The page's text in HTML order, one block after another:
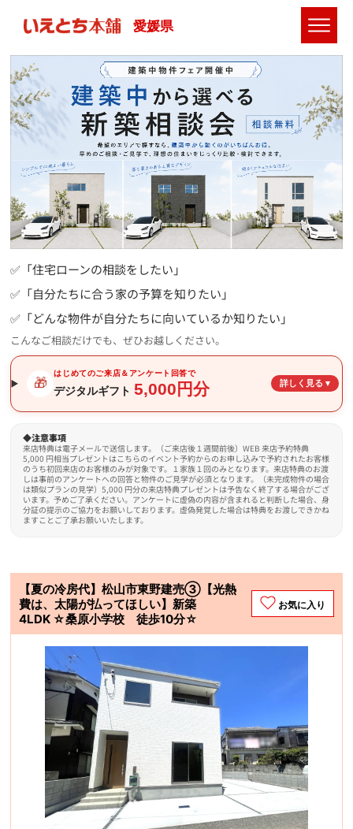
愛媛県
✅「住宅ローンの相談をしたい」
✅「自分たちに合う家の予算を知りたい」
✅「どんな物件が自分たちに向いているか知りたい」
こんなご相談だけでも、ぜひお越しください。
🎁
はじめてのご来店＆アンケート回答で
デジタルギフト5,000円分 詳しく見る ▾
◆注意事項
来店特典は電子メールで送信します。（ご来店後１週間前後）WEB 来店予約特典
5,000 円相当プレゼントはこちらのイベント予約からのお申し込みで予約されたお客様
のうち初回来店のお客様のみが対象です。１家族１回のみとなります。来店特典のお渡
しは事前のアンケートへの回答と物件のご見学が必須となります。（未完成物件の場合
は類似プランの見学）5,000 円分の来店特典プレゼントは予告なく終了する場合がござ
います。予めご了承ください。アンケートに虚偽の内容が含まれると判断した場合、身
分証の提示のご協力をお願いしております。虚偽発覚した場合は特典をお渡しできかね
ますことご了承お願いいたします。
【夏の冷房代】松山市東野建売③【光熱
費は、太陽が払ってほしい】新築
4LDK ☆桑原小学校 徒歩10分☆
お気に入り